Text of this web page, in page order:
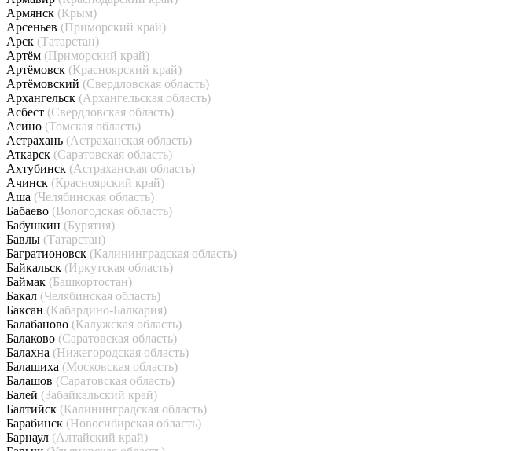
Армянск (Крым)
Арсеньев (Приморский край)
Арск (Татарстан)
Артём (Приморский край)
Артёмовск (Красноярский край)
Артёмовский (Свердловская область)
Архангельск (Архангельская область)
Асбест (Свердловская область)
Асино (Томская область)
Астрахань (Астраханская область)
Аткарск (Саратовская область)
Ахтубинск (Астраханская область)
Ачинск (Красноярский край)
Аша (Челябинская область)
Бабаево (Вологодская область)
Бабушкин (Бурятия)
Бавлы (Татарстан)
Багратионовск (Калининградская область)
Байкальск (Иркутская область)
Баймак (Башкортостан)
Бакал (Челябинская область)
Баксан (Кабардино-Балкария)
Балабаново (Калужская область)
Балаково (Саратовская область)
Балахна (Нижегородская область)
Балашиха (Московская область)
Балашов (Саратовская область)
Балей (Забайкальский край)
Балтийск (Калининградская область)
Барабинск (Новосибирская область)
Барнаул (Алтайский край)